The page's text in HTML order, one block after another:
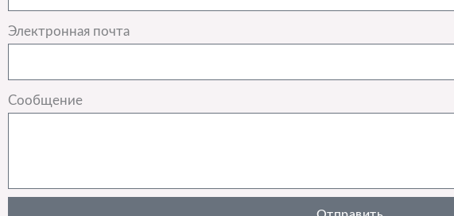
Электронная почта
Сообщение